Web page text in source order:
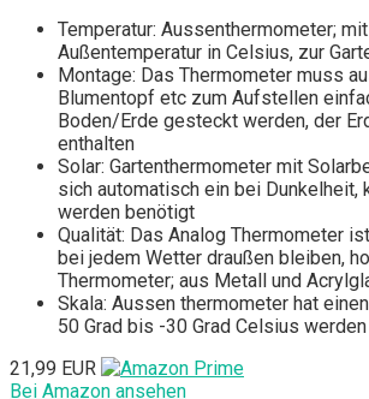
Temperatur: Aussenthermometer;
Außentemperatur in Celsius, zur
Montage: Das Thermometer muss
Blumentopf etc zum Aufstellen
Boden/Erde gesteckt werden, der
enthalten
Solar: Gartenthermometer mit
sich automatisch ein bei Dunkelheit,
werden benötigt
Qualität: Das Analog Thermometer
bei jedem Wetter draußen bleiben,
Thermometer; aus Metall und
Skala: Aussen thermometer hat
50 Grad bis -30 Grad Celsius
21,99 EUR
Bei Amazon ansehen